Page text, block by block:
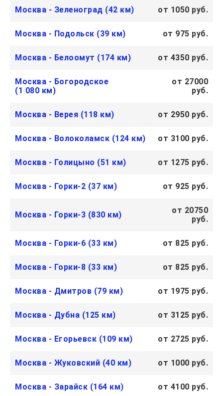
Москва - Зеленоград (42 км) от 1050 руб.
Москва - Подольск (39 км) от 975 руб.
Москва - Белоомут (174 км) от 4350 руб.
Москва - Богородское
(1 080 км)
от 27000
руб.
Москва - Верея (118 км) от 2950 руб.
Москва - Волоколамск (124 км) от 3100 руб.
Москва - Голицыно (51 км) от 1275 руб.
Москва - Горки-2 (37 км) от 925 руб.
Москва - Горки-3 (830 км)
от 20750
руб.
Москва - Горки-6 (33 км) от 825 руб.
Москва - Горки-8 (33 км) от 825 руб.
Москва - Дмитров (79 км) от 1975 руб.
Москва - Дубна (125 км) от 3125 руб.
Москва - Егорьевск (109 км) от 2725 руб.
Москва - Жуковский (40 км) от 1000 руб.
Москва - Зарайск (164 км) от 4100 руб.